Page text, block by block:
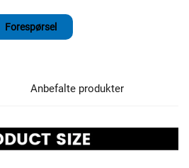
Forespørsel
Anbefalte produkter